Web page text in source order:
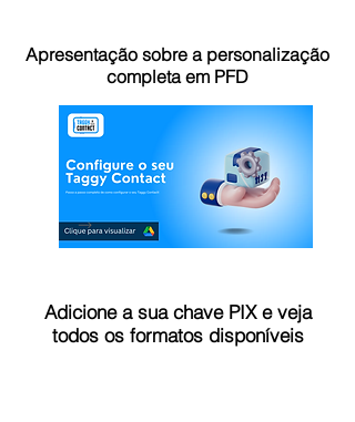
Apresentação sobre a personalização
completa em PFD
Adicione a sua chave PIX e veja
todos os formatos disponíveis